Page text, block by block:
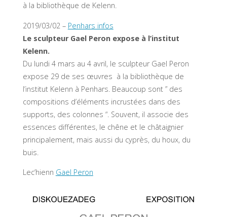
à la bibliothèque de Kelenn.
2019/03/02 – Penhars infos
Le sculpteur Gael Peron expose à l’institut
Kelenn.
Du lundi 4 mars au 4 avril, le sculpteur Gael Peron
expose 29 de ses œuvres à la bibliothèque de
l’institut Kelenn à Penhars. Beaucoup sont ” des
compositions d’éléments incrustées dans des
supports, des colonnes “. Souvent, il associe des
essences différentes, le chêne et le châtaignier
principalement, mais aussi du cyprès, du houx, du
buis.
Lec’hienn Gael Peron